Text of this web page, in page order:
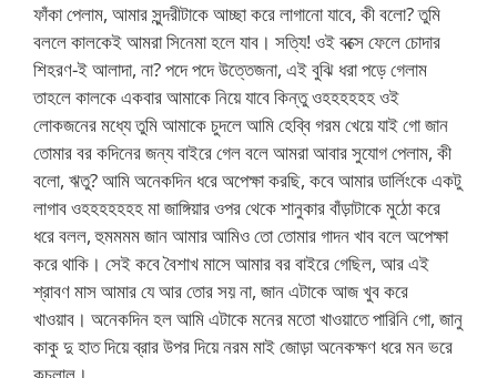
ফাঁকা পেলাম, আমার সুন্দরীটাকে আচ্ছা করে লাগানো যাবে, কী বলো? তুমি
বললে কালকেই আমরা সিনেমা হলে যাব। সত্যি! ওই বক্সে ফেলে চোদার
শিহরণ-ই আলাদা, না? পদে পদে উত্তেজনা, এই বুঝি ধরা পড়ে গেলাম
তাহলে কালকে একবার আমাকে নিয়ে যাবে কিন্তু ওহহহহহহ ওই
লোকজনের মধ্যে তুমি আমাকে চুদলে আমি হেব্বি গরম খেয়ে যাই গো জান
তোমার বর কদিনের জন্য বাইরে গেল বলে আমরা আবার সুযোগ পেলাম, কী
বলো, ঋতু? আমি অনেকদিন ধরে অপেক্ষা করছি, কবে আমার ডার্লিংকে একটু
লাগাব ওহহহহহহহ মা জাঙ্গিয়ার ওপর থেকে শানুকার বাঁড়াটাকে মুঠো করে
ধরে বলল, হুমমমম জান আমার আমিও তো তোমার গাদন খাব বলে অপেক্ষা
করে থাকি। সেই কবে বৈশাখ মাসে আমার বর বাইরে গেছিল, আর এই
শ্রাবণ মাস আমার যে আর তোর সয় না, জান এটাকে আজ খুব করে
খাওয়াব। অনেকদিন হল আমি এটাকে মনের মতো খাওয়াতে পারিনি গো, জানু
কাকু দু হাত দিয়ে ব্রার উপর দিয়ে নরম মাই জোড়া অনেকক্ষণ ধরে মন ভরে